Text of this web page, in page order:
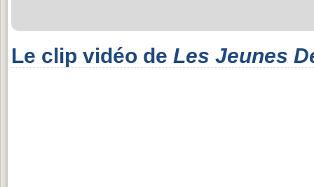
Le clip vidéo de Les Jeunes